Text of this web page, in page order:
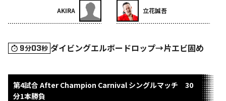
AKIRA 立花誠吾
9分03秒 ダイビングエルボードロップ→片エビ固め
第4試合 After Champion Carnival シングルマッチ 30
分1本勝負